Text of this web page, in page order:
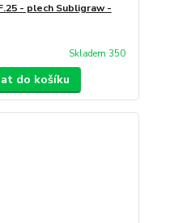
- plech Subligraw -
Skladem 350
do košíku